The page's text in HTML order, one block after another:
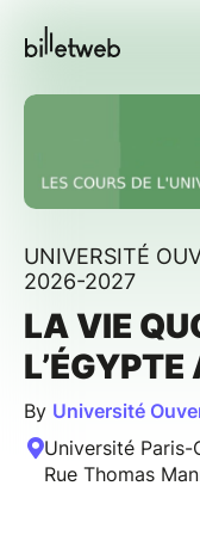
UNIVERSITÉ
2026-2027
LA VIE
By Université
Université
Rue Thomas